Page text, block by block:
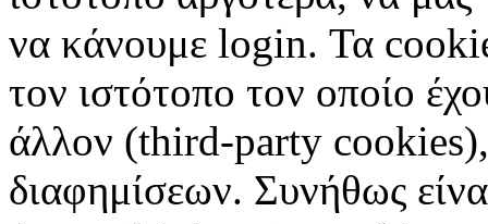
να κάνουμε login. Τα
τον ιστότοπο τον οποίο
άλλον (third-party
διαφημίσεων. Συνήθως